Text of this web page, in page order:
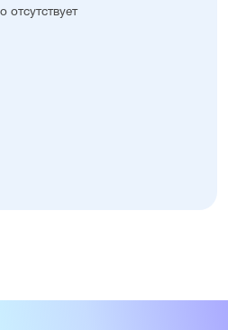
отсутствует